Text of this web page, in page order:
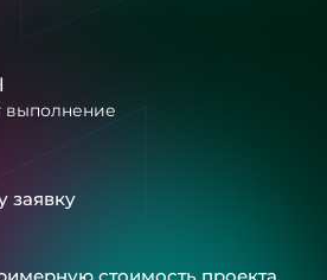
выполнение
заявку